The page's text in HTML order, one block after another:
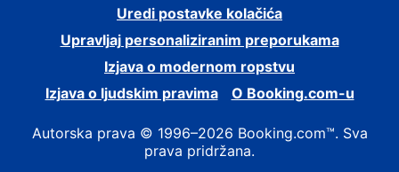
Uredi postavke kolačića
Upravljaj personaliziranim preporukama
Izjava o modernom ropstvu
Izjava o ljudskim pravima
O Booking.com-u
Autorska prava © 1996–2026 Booking.com™. Sva
prava pridržana.